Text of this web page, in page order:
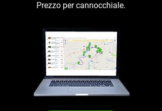
Prezzo per cannocchiale.